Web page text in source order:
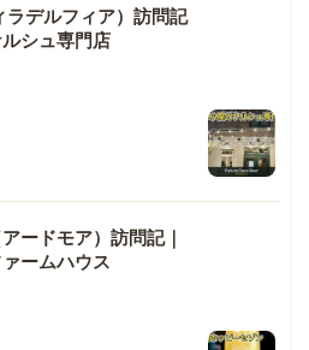
デルフィア）訪問記
シュ専門店
ードモア）訪問記｜
ームハウス